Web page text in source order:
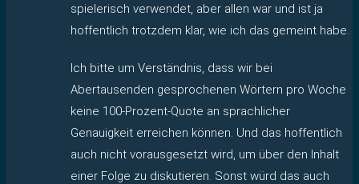
spielerisch verwendet, aber allen war und ist ja
hoffentlich trotzdem klar, wie ich das gemeint habe.
Ich bitte um Verständnis, dass wir bei
Abertausenden gesprochenen Wörtern pro Woche
keine 100-Prozent-Quote an sprachlicher
Genauigkeit erreichen können. Und das hoffentlich
auch nicht vorausgesetzt wird, um über den Inhalt
einer Folge zu diskutieren. Sonst würd das auch